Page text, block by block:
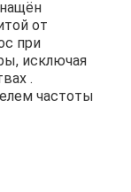
от
при
исключая
.
частоты